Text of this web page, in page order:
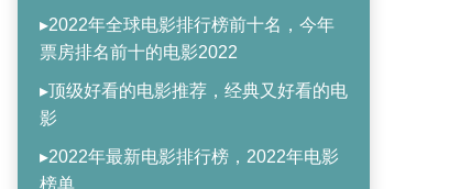
▸2022年全球电影排行榜前十名，今年
票房排名前十的电影2022
▸顶级好看的电影推荐，经典又好看的电
影
▸2022年最新电影排行榜，2022年电影
榜单